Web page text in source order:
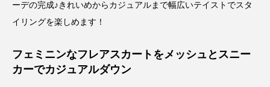
ーデの完成♪きれいめからカジュアルまで幅広いテイストでスタ
イリングを楽しめます！
フェミニンなフレアスカートをメッシュとスニー
カーでカジュアルダウン